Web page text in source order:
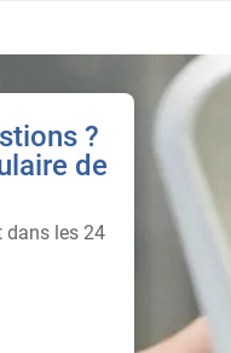
?
de
dans les 24